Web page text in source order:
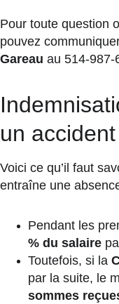
Pour toute question
pouvez
Gareau au 514-987-
un accident
Voici ce qu’il faut
entraîne une
Pendant les
% du salaire
Toutefois, si la
par la suite, le
sommes